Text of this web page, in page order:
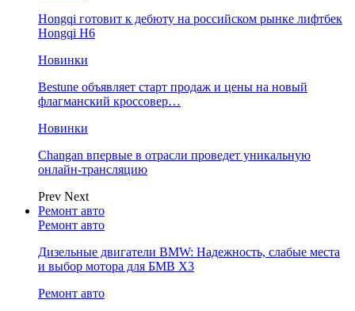
Hongqi готовит к дебюту на российском рынке лифтбек
Hongqi H6
Новинки
Bestune объявляет старт продаж и цены на новый
флагманский кроссовер…
Новинки
Changan впервые в отрасли проведет уникальную
онлайн-трансляцию
Prev Next
Ремонт авто
Ремонт авто
Дизельные двигатели BMW: Надежность, слабые места
и выбор мотора для БМВ Х3
Ремонт авто